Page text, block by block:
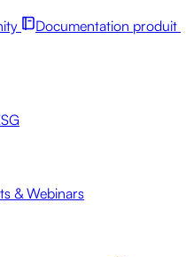
Documentation produit
& Webinars